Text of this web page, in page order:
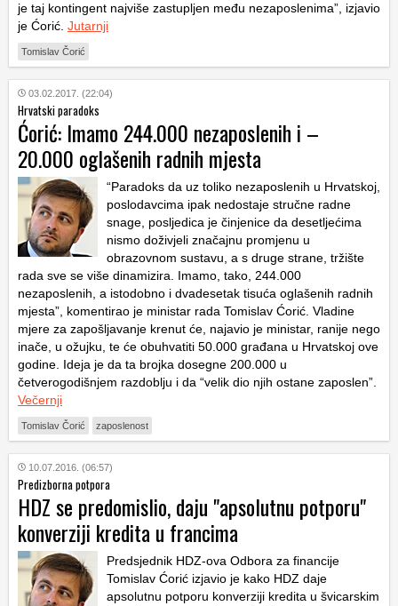
je taj kontingent najviše zastupljen među nezaposlenima”, izjavio
je Ćorić. Jutarnji
Tomislav Čorić
03.02.2017. (22:04)
Hrvatski paradoks
Ćorić: Imamo 244.000 nezaposlenih i –
20.000 oglašenih radnih mjesta
“Paradoks da uz toliko nezaposlenih u Hrvatskoj,
poslodavcima ipak nedostaje stručne radne
snage, posljedica je činjenice da desetljećima
nismo doživjeli značajnu promjenu u
obrazovnom sustavu, a s druge strane, tržište
rada sve se više dinamizira. Imamo, tako, 244.000
nezaposlenih, a istodobno i dvadesetak tisuća oglašenih radnih
mjesta”, komentirao je ministar rada Tomislav Ćorić. Vladine
mjere za zapošljavanje krenut će, najavio je ministar, ranije nego
inače, u ožujku, te će obuhvatiti 50.000 građana u Hrvatskoj ove
godine. Ideja je da ta brojka dosegne 200.000 u
četverogodišnjem razdoblju i da “velik dio njih ostane zaposlen”.
Večernji
Tomislav Čorić zaposlenost
10.07.2016. (06:57)
Predizborna potpora
HDZ se predomislio, daju "apsolutnu potporu"
konverziji kredita u francima
Predsjednik HDZ-ova Odbora za financije
Tomislav Ćorić izjavio je kako HDZ daje
apsolutnu potporu konverziji kredita u švicarskim